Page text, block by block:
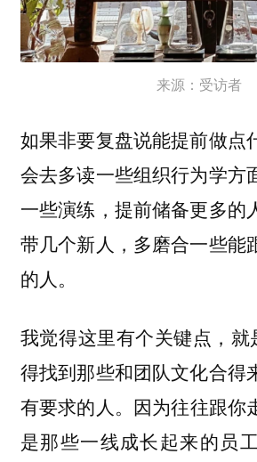
来源：受访者
如果非要复盘说能提前做点
会去多读一些组织行为学方
一些演练，提前储备更多的
带几个新人，多磨合一些能
的人。
我觉得这里有个关键点，就
得找到那些和团队文化合得
有要求的人。 因为往往跟你
是那些一线成长起来的员